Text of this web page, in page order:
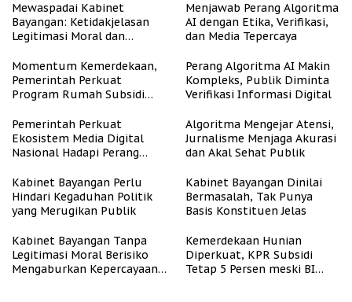
Mewaspadai Kabinet
Bayangan: Ketidakjelasan
Legitimasi Moral dan
Menjawab Perang Algoritma
AI dengan Etika, Verifikasi,
dan Media Tepercaya
Momentum Kemerdekaan,
Pemerintah Perkuat
Program Rumah Subsidi
Berpenghasilan Rendah
Perang Algoritma AI Makin
Kompleks, Publik Diminta
Verifikasi Informasi Digital
Pemerintah Perkuat
Ekosistem Media Digital
Nasional Hadapi Perang
Algoritma Mengejar Atensi,
Jurnalisme Menjaga Akurasi
dan Akal Sehat Publik
Kabinet Bayangan Perlu
Hindari Kegaduhan Politik
yang Merugikan Publik
Kabinet Bayangan Dinilai
Bermasalah, Tak Punya
Basis Konstituen Jelas
Kabinet Bayangan Tanpa
Legitimasi Moral Berisiko
Mengaburkan Kepercayaan
Kemerdekaan Hunian
Diperkuat, KPR Subsidi
Tetap 5 Persen meski BI